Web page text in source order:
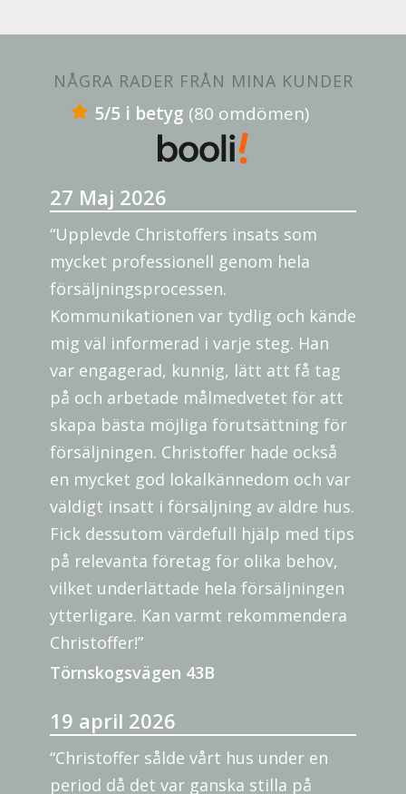
NÅGRA RADER FRÅN MINA KUNDER
5/5 i betyg (80 omdömen)
27 Maj 2026
“Upplevde Christoffers insats som
mycket professionell genom hela
försäljningsprocessen.
Kommunikationen var tydlig och kände
mig väl informerad i varje steg. Han
var engagerad, kunnig, lätt att få tag
på och arbetade målmedvetet för att
skapa bästa möjliga förutsättning för
försäljningen. Christoffer hade också
en mycket god lokalkännedom och var
väldigt insatt i försäljning av äldre hus.
Fick dessutom värdefull hjälp med tips
på relevanta företag för olika behov,
vilket underlättade hela försäljningen
ytterligare. Kan varmt rekommendera
Christoffer!”
Törnskogsvägen 43B
19 april 2026
“Christoffer sålde vårt hus under en
period då det var ganska stilla på